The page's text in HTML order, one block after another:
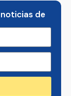
de